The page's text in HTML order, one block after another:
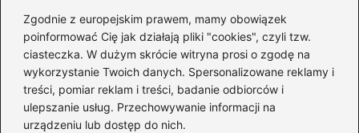
Zgodnie z europejskim prawem, mamy obowiązek
poinformować Cię jak działają pliki "cookies", czyli tzw.
ciasteczka. W dużym skrócie witryna prosi o zgodę na
wykorzystanie Twoich danych. Spersonalizowane reklamy i
treści, pomiar reklam i treści, badanie odbiorców i
ulepszanie usług. Przechowywanie informacji na
urządzeniu lub dostęp do nich.
Jak bez stresu zmienić
adres email na Steam –
prosty przewodnik krok po
kroku